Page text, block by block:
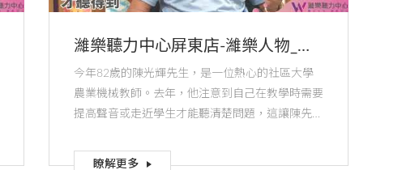
濰樂聽力中心屏東店-濰樂人物_陳
大哥
今年82歲的陳光輝先生，是一位熱心的社區大學
農業機械教師。去年，他注意到自己在教學時需要
提高聲音或走近學生才能聽清楚問題，這讓陳先生
瞭解更多